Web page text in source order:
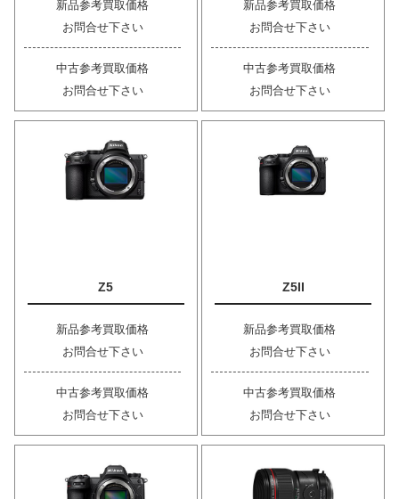
新品参考買取価格
お問合せ下さい
中古参考買取価格
お問合せ下さい
新品参考買取価格
お問合せ下さい
中古参考買取価格
お問合せ下さい
Z5
新品参考買取価格
お問合せ下さい
中古参考買取価格
お問合せ下さい
Z5II
新品参考買取価格
お問合せ下さい
中古参考買取価格
お問合せ下さい